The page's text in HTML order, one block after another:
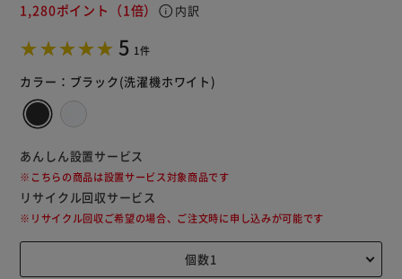
1,280ポイント （1倍） info 内訳
5 1件
カラー： ブラック(洗濯機ホワイト)
あんしん設置サービス
※こちらの商品は設置サービス対象商品です
リサイクル回収サービス
※リサイクル回収ご希望の場合、ご注文時に申し込みが可能です